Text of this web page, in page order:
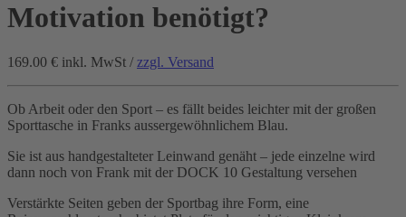
Motivation benötigt?
169.00 € inkl. MwSt / zzgl. Versand
Ob Arbeit oder den Sport – es fällt beides leichter mit der großen
Sporttasche in Franks aussergewöhnlichem Blau.
Sie ist aus handgestalteter Leinwand genäht – jede einzelne wird
dann noch von Frank mit der DOCK 10 Gestaltung versehen
Verstärkte Seiten geben der Sportbag ihre Form, eine